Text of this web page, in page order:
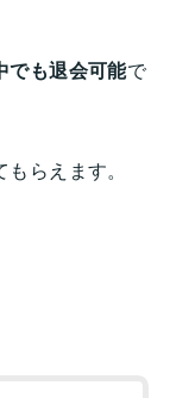
でも退会可能で
もらえます。